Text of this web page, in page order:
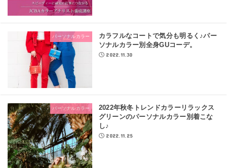
パーソナルカラー
カラフルなコートで気分も明るく♪パー
ソナルカラー別全身GUコーデ。
2022.11.30
パーソナルカラー
2022年秋冬トレンドカラーリラックス
グリーンのパーソナルカラー別着こな
し♪
2022.11.25